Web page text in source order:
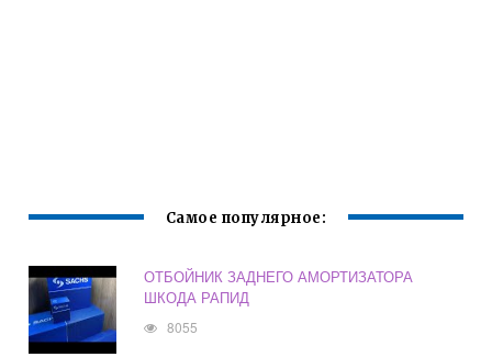
Самое популярное:
ОТБОЙНИК ЗАДНЕГО АМОРТИЗАТОРА
ШКОДА РАПИД
8055